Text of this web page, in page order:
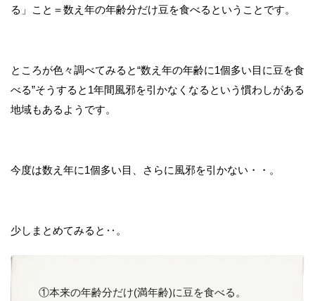
る」こと＝数え年の年齢分だけ豆を食べるということです。
ところが色々調べてみると“数え年の年齢に1個多い目に豆を食
べる”そうすると1年間風邪を引かなくなるという慣わしがある
地域もあるようです。
今度は数え年に1個多い目、さらに風邪を引かない・・。
少しまとめてみると‥。
①本来の年齢分だけ(満年齢)に豆を食べる。